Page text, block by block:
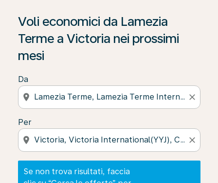
Voli economici da Lamezia
Terme a Victoria nei prossimi
mesi
Da
location_on close
Per
location_on close
Se non trova risultati, faccia
Se non trova risultati, faccia clic su “Cerca le offerte”